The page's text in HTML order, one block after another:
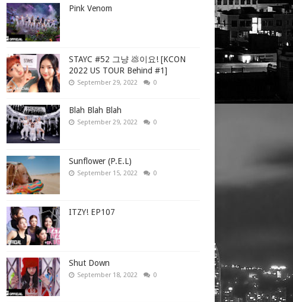
Pink Venom
STAYC #52 그냥 💩이요! [KCON
2022 US TOUR Behind #1]
September 29, 2022 0
Blah Blah Blah
September 29, 2022 0
Sunflower (P.E.L)
September 15, 2022 0
ITZY! EP107
Shut Down
September 18, 2022 0